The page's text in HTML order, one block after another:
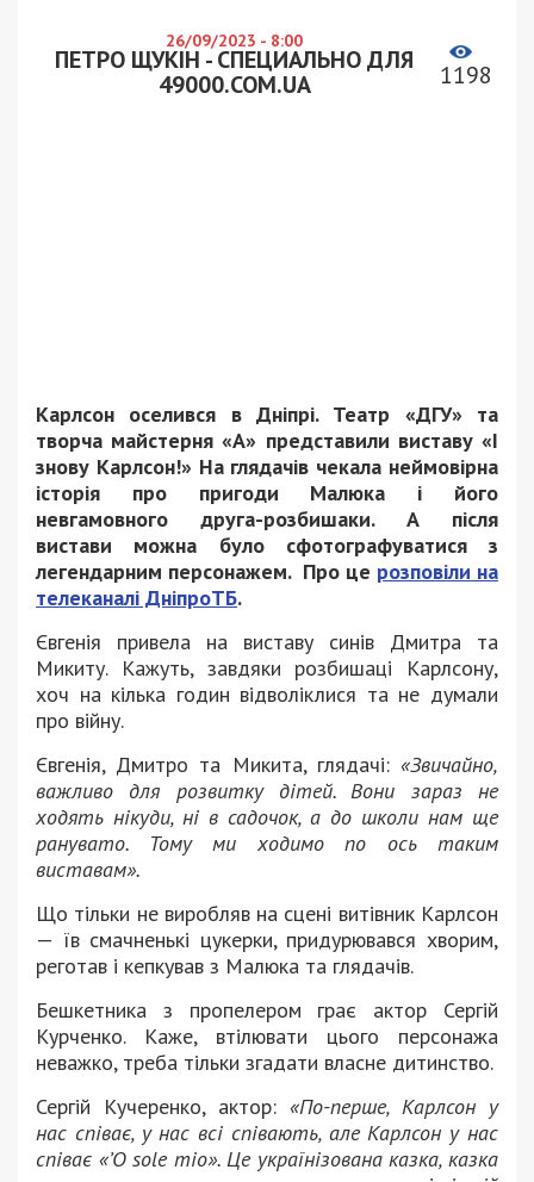
26/09/2023 - 8:00
ПЕТРО ЩУКІН - СПЕЦИАЛЬНО ДЛЯ
49000.COM.UA
1198
Карлсон оселився в Дніпрі. Театр «ДГУ» та
творча майстерня «А» представили виставу «І
знову Карлсон!» На глядачів чекала неймовірна
історія про пригоди Малюка і його
невгамовного друга-розбишаки. А після
вистави можна було сфотографуватися з
легендарним персонажем. Про це розповіли на
телеканалі ДніпроТБ.
Євгенія привела на виставу синів Дмитра та
Микиту. Кажуть, завдяки розбишаці Карлсону,
хоч на кілька годин відволіклися та не думали
про війну.
Євгенія, Дмитро та Микита, глядачі: «Звичайно,
важливо для розвитку дітей. Вони зараз не
ходять нікуди, ні в садочок, а до школи нам ще
ранувато. Тому ми ходимо по ось таким
виставам».
Що тільки не виробляв на сцені витівник Карлсон
— їв смачненькі цукерки, придурювався хворим,
реготав і кепкував з Малюка та глядачів.
Бешкетника з пропелером грає актор Сергій
Курченко. Каже, втілювати цього персонажа
неважко, треба тільки згадати власне дитинство.
Сергій Кучеренко, актор: «По-перше, Карлсон у
нас співає, у нас всі співають, але Карлсон у нас
співає «’O sole mio». Це українізована казка, казка